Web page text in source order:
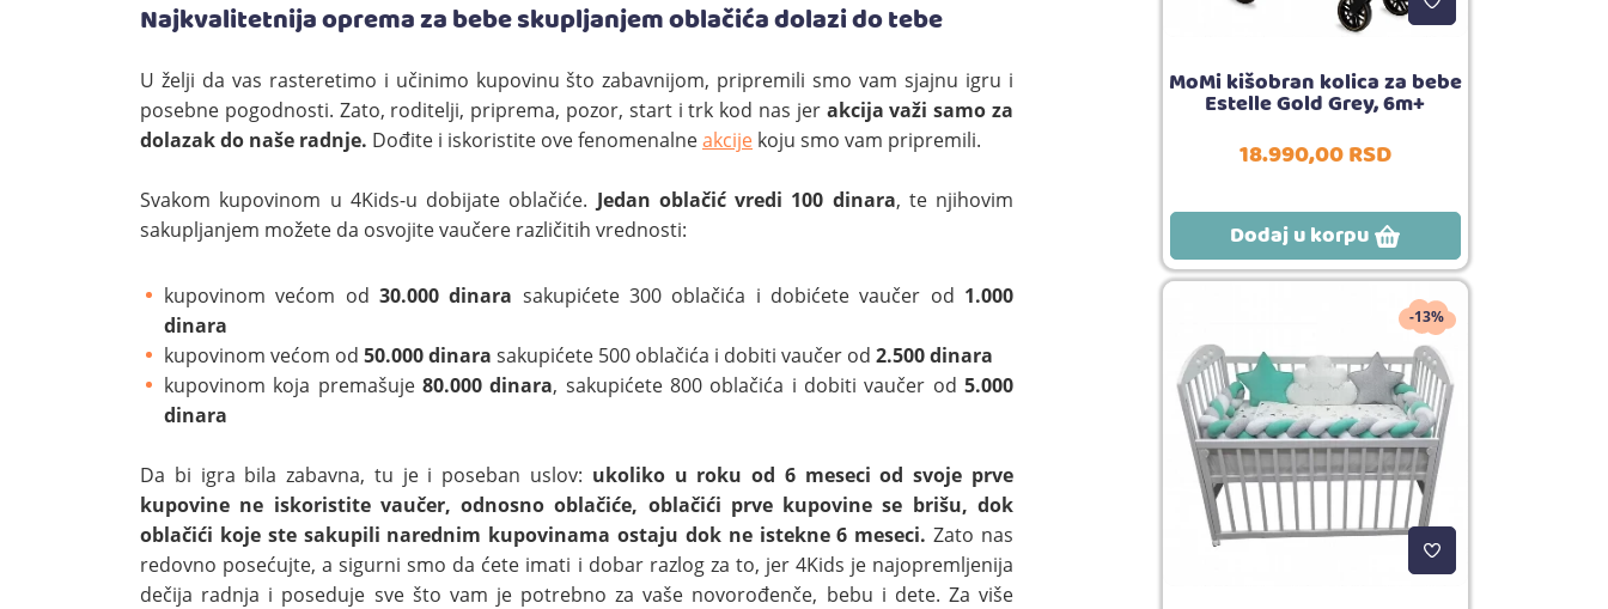
Najkvalitetnija oprema za bebe skupljanjem oblačića dolazi do tebe
U želji da vas rasteretimo i učinimo kupovinu što zabavnijom, pripremili smo vam sjajnu igru i
posebne pogodnosti. Zato, roditelji, priprema, pozor, start i trk kod nas jerakcija važi samo za
dolazak do naše radnje. Dođite i iskoristite ove fenomenalneakcije koju smo vam pripremili.
Svakom kupovinom u 4Kids-u dobijate oblačiće. Jedan oblačić vredi 100 dinara, te njihovim
sakupljanjem možete da osvojite vaučere različitih vrednosti:
kupovinom većom od 30.000 dinara sakupićete 300 oblačića i dobićete vaučer od 1.000
dinara
kupovinom većom od 50.000 dinara sakupićete 500 oblačića i dobiti vaučer od 2.500 dinara
kupovinom koja premašuje 80.000 dinara, sakupićete 800 oblačića i dobiti vaučer od5.000
dinara
Da bi igra bila zabavna, tu je i poseban uslov: ukoliko u roku od 6 meseci od svoje prve
kupovine ne iskoristite vaučer, odnosno oblačiće, oblačići prve kupovine se brišu, dok
oblačići koje ste sakupili narednim kupovinama ostaju dok ne istekne 6 meseci. Zato nas
redovno posećujte, a sigurni smo da ćete imati i dobar razlog za to, jer 4Kids je najopremljenija
dečija radnja i poseduje sve što vam je potrebno za vaše novorođenče, bebu i dete. Za više
MoMi kišobran kolica za bebe
Estelle Gold Grey, 6m+
18.990,00RSD
Dodaj u korpu
-13%